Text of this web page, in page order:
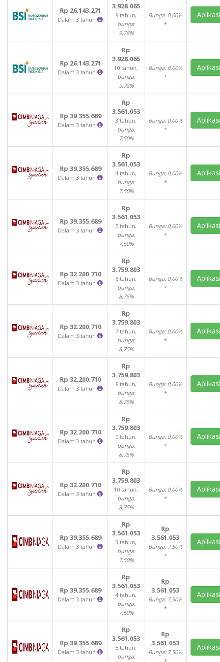
Rp 26.143.271
Dalam 3 tahun
3.928.065
9 tahun,
bunga:
9,78%
Bunga: 0,00%
*
Rp 26.143.271
Dalam 3 tahun
Rp
3.928.065
10 tahun,
bunga:
9,78%
Bunga: 0,00%
*
Rp 39.355.689
Dalam 3 tahun
Rp
3.561.053
3 tahun,
bunga:
7,50%
Bunga: 0,00%
*
Rp 39.355.689
Dalam 3 tahun
Rp
3.561.053
4 tahun,
bunga:
7,50%
Bunga: 0,00%
*
Rp 39.355.689
Dalam 3 tahun
Rp
3.561.053
5 tahun,
bunga:
7,50%
Bunga: 0,00%
*
Rp 32.200.710
Dalam 3 tahun
Rp
3.759.803
6 tahun,
bunga:
8,75%
Bunga: 0,00%
*
Rp 32.200.710
Dalam 3 tahun
Rp
3.759.803
7 tahun,
bunga:
8,75%
Bunga: 0,00%
*
Rp 32.200.710
Dalam 3 tahun
Rp
3.759.803
8 tahun,
bunga:
8,75%
Bunga: 0,00%
*
Rp 32.200.710
Dalam 3 tahun
Rp
3.759.803
9 tahun,
bunga:
8,75%
Bunga: 0,00%
*
Rp 32.200.710
Dalam 3 tahun
Rp
3.759.803
10 tahun,
bunga:
8,75%
Bunga: 0,00%
*
Rp 39.355.689
Dalam 3 tahun
Rp
3.561.053
3 tahun,
bunga:
7,50%
Rp
3.561.053
Bunga: 7,50%
*
Rp 39.355.689
Dalam 3 tahun
Rp
3.561.053
4 tahun,
bunga:
7,50%
Rp
3.561.053
Bunga: 7,50%
*
Rp 39.355.689
Dalam 3 tahun
Rp
3.561.053
5 tahun,
bunga:
Rp
3.561.053
Bunga: 7,50%